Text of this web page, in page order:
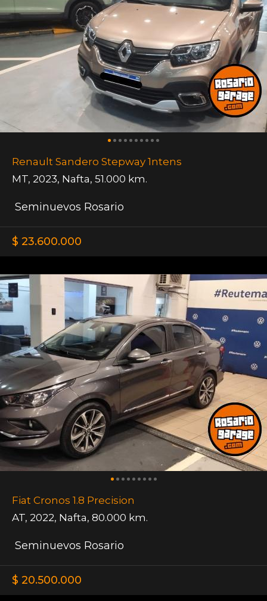
Renault Sandero Stepway 1ntens
MT, 2023, Nafta, 51.000 km.
Seminuevos Rosario
$ 23.600.000
Fiat Cronos 1.8 Precision
AT, 2022, Nafta, 80.000 km.
Seminuevos Rosario
$ 20.500.000